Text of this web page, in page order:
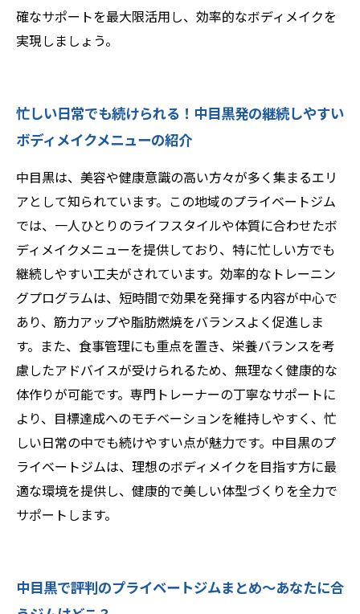
確なサポートを最大限活用し、効率的なボディメイクを
実現しましょう。
忙しい日常でも続けられる！中目黒発の継続しやすい
ボディメイクメニューの紹介
中目黒は、美容や健康意識の高い方々が多く集まるエリ
アとして知られています。この地域のプライベートジム
では、一人ひとりのライフスタイルや体質に合わせたボ
ディメイクメニューを提供しており、特に忙しい方でも
継続しやすい工夫がされています。効率的なトレーニン
グプログラムは、短時間で効果を発揮する内容が中心で
あり、筋力アップや脂肪燃焼をバランスよく促進しま
す。また、食事管理にも重点を置き、栄養バランスを考
慮したアドバイスが受けられるため、無理なく健康的な
体作りが可能です。専門トレーナーの丁寧なサポートに
より、目標達成へのモチベーションを維持しやすく、忙
しい日常の中でも続けやすい点が魅力です。中目黒のプ
ライベートジムは、理想のボディメイクを目指す方に最
適な環境を提供し、健康的で美しい体型づくりを全力で
サポートします。
中目黒で評判のプライベートジムまとめ〜あなたに合